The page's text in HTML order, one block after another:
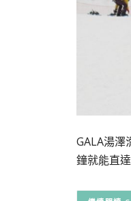
GALA湯澤
鐘就能直